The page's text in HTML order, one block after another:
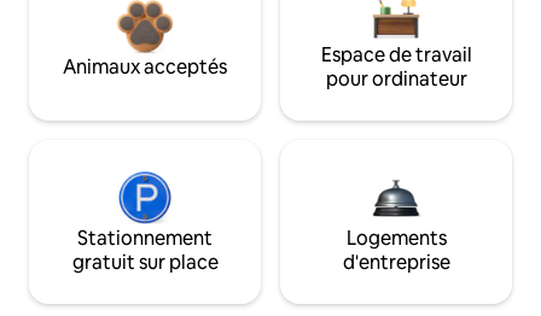
Animaux acceptés
Espace de travail
pour ordinateur
Stationnement
gratuit sur place
Logements
d'entreprise